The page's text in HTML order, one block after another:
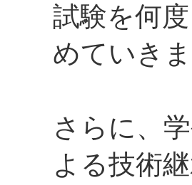
試験を何
めていきま
さらに、
よる技術